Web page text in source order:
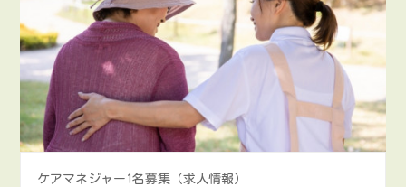
ケアマネジャー1名募集（求人情報）